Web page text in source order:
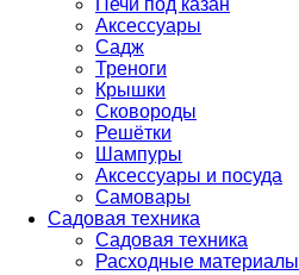
Печи под казан
Аксессуары
Садж
Треноги
Крышки
Сковороды
Решётки
Шампуры
Аксессуары и посуда
Самовары
Садовая техника
Садовая техника
Расходные материалы